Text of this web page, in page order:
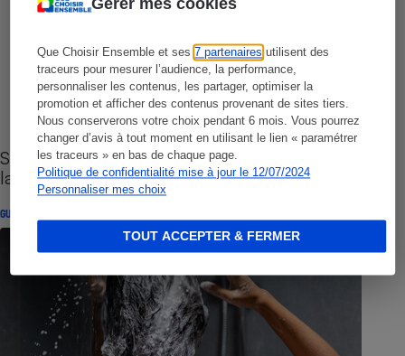
Gérer mes cookies
Que Choisir Ensemble et ses7 partenaires utilisent des
traceurs pour mesurer l’audience, la performance,
personnaliser les contenus, les partager, optimiser la
promotion et afficher des contenus provenant de sites tiers.
Nous conserverons votre choix pendant 6 mois. Vous pourrez
changer d’avis à tout moment en utilisant le lien « paramétrer
les traceurs » en bas de chaque page.
Politique de confidentialité mise à jour le 12/07/2024
Personnaliser mes choix
TOUT ACCEPTER & FERMER
Sites de rencontres - Nos conseils pour vous
lancer
GUIDE D'ACHAT